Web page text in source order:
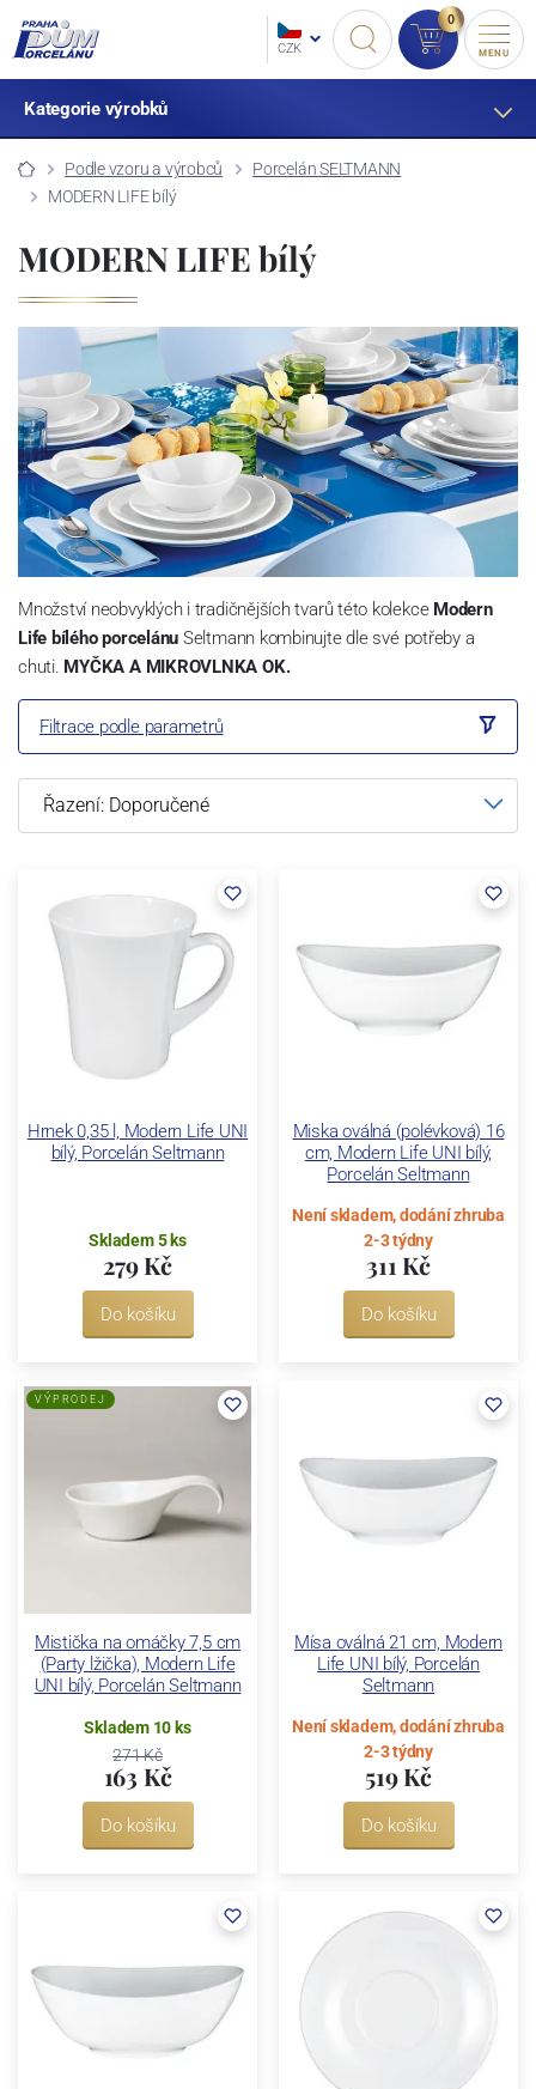
CZK
0
MENU
Kategorie výrobků
Podle vzoru a výrobců
Porcelán SELTMANN
MODERN LIFE bílý
MODERN LIFE bílý
Množství neobvyklých i tradičnějších tvarů této kolekce Modern
Life bílého porcelánu Seltmann kombinujte dle své potřeby a
chuti. MYČKA A MIKROVLNKA OK.
Filtrace podle parametrů
Hrnek 0,35 l, Modern Life UNI
bílý, Porcelán Seltmann
Skladem 5 ks
279 Kč
Do košíku
Miska oválná (polévková) 16
cm, Modern Life UNI bílý,
Porcelán Seltmann
Není skladem, dodání zhruba
2-3 týdny
311 Kč
Do košíku
Mistička na omáčky 7,5 cm
(Party lžička), Modern Life
UNI bílý, Porcelán Seltmann
VÝPRODEJ
Skladem 10 ks
271 Kč
163 Kč
Do košíku
Mísa oválná 21 cm, Modern
Life UNI bílý, Porcelán
Seltmann
Není skladem, dodání zhruba
2-3 týdny
519 Kč
Do košíku